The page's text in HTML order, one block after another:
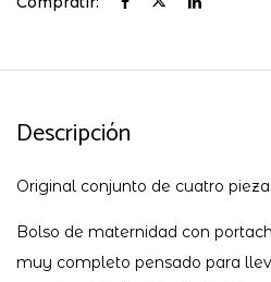
Descripción
Original conjunto de cuatro
Bolso de maternidad con
muy completo pensado para